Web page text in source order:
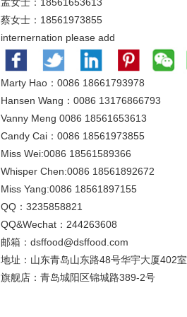
蔡女士：18561973855
internernation please add
Marty Hao：0086 18661793978
Hansen Wang：0086 13176866793
Vanny Meng 0086 18561653613
Candy Cai：0086 18561973855
Miss Wei:0086 18561589366
Whisper Chen:0086 18561892672
Miss Yang:0086 18561897155
QQ：3235858821
QQ&Wechat：244263608
邮箱：dsffood@dsffood.com
地址：山东青岛山东路48号华宇大厦402室
旗舰店：青岛城阳区锦城路389-2号